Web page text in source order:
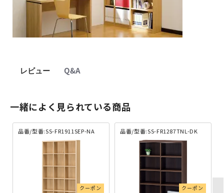
レビュー Q&A
一緒によく見られている商品
品番/型番:SS-FR1911SEP-NA
クーポン
品番/型番:SS-FR1287TNL-DK
クーポン